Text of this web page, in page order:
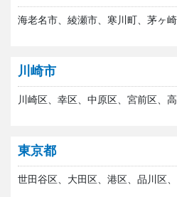
海老名市、綾瀬市、寒川町、茅ヶ
川崎市
川崎区、幸区、中原区、宮前区、
東京都
世田谷区、大田区、港区、品川区